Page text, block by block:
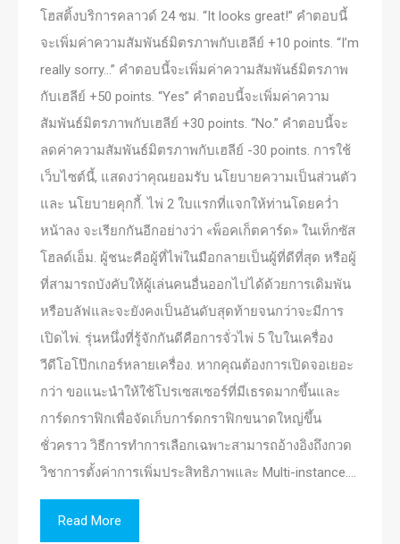
โฮสติ้งบริการคลาวด์ 24 ชม. “It looks great!” คำตอบนี้
จะเพิ่มค่าความสัมพันธ์มิตรภาพกับเฮลีย์ +10 points. “I’m
really sorry…” คำตอบนี้จะเพิ่มค่าความสัมพันธ์มิตรภาพ
กับเฮลีย์ +50 points. “Yes” คำตอบนี้จะเพิ่มค่าความ
สัมพันธ์มิตรภาพกับเฮลีย์ +30 points. “No.” คำตอบนี้จะ
ลดค่าความสัมพันธ์มิตรภาพกับเฮลีย์ -30 points. การใช้
เว็บไซต์นี้, แสดงว่าคุณยอมรับ นโยบายความเป็นส่วนตัว
และ นโยบายคุกกี้. ไพ่ 2 ใบแรกที่แจกให้ท่านโดยคว่ำ
หน้าลง จะเรียกกันอีกอย่างว่า «พ็อคเก็ตคาร์ด» ในเท็กซัส
โฮลด์เอ็ม. ผู้ชนะคือผู้ที่ไพ่ในมือกลายเป็นผู้ที่ดีที่สุด หรือผู้
ที่สามารถบังคับให้ผู้เล่นคนอื่นออกไปได้ด้วยการเดิมพัน
หรือบลัฟและจะยังคงเป็นอันดับสุดท้ายจนกว่าจะมีการ
เปิดไพ่. รุ่นหนึ่งที่รู้จักกันดีคือการจั่วไพ่ 5 ใบในเครื่อง
วีดีโอโป๊กเกอร์หลายเครื่อง. หากคุณต้องการเปิดจอเยอะ
กว่า ขอแนะนำให้ใช้โปรเซสเซอร์ที่มีเธรดมากขึ้นและ
การ์ดกราฟิกเพื่อจัดเก็บการ์ดกราฟิกขนาดใหญ่ขึ้น
ชั่วคราว วิธีการทำการเลือกเฉพาะสามารถอ้างอิงถึงกวด
วิชาการตั้งค่าการเพิ่มประสิทธิภาพและ Multi-instance….
Read More